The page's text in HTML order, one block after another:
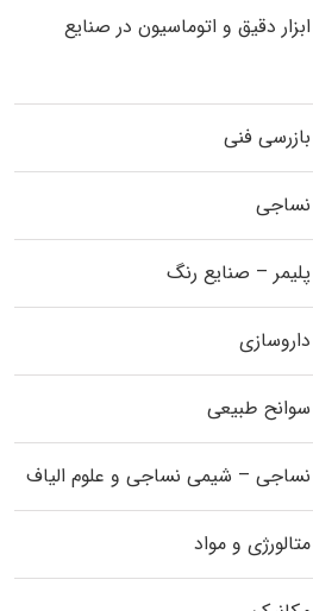
دقیق و اتوماسیون در صنایع
فنی
نساجی
– صنایع رنگ
طبیعی
– شیمی نساجی و علوم الیاف
و مواد